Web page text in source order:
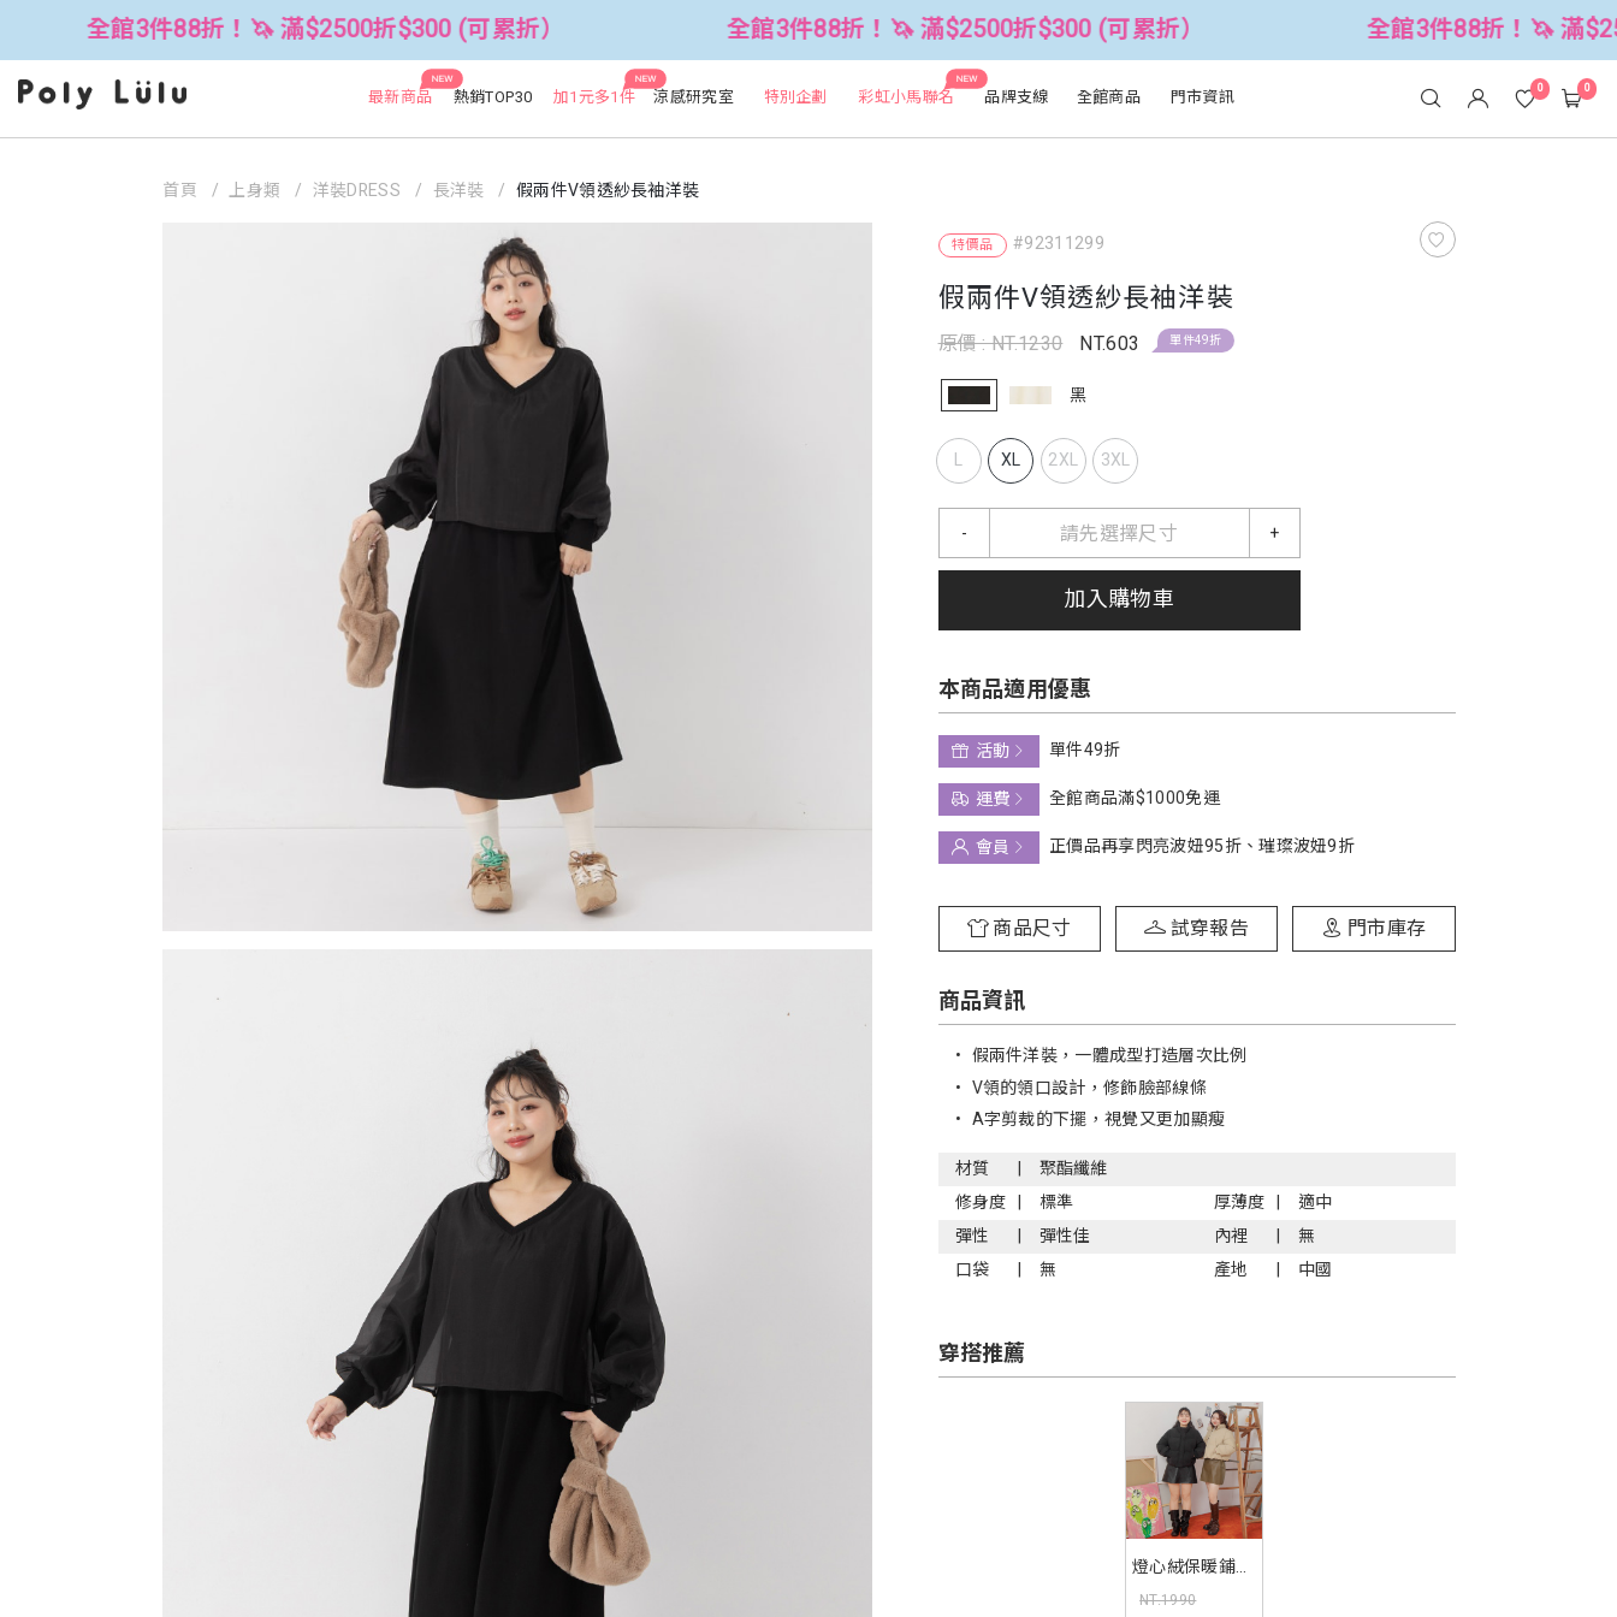
件88折！🦄 滿$2500折$300 (可累折） 全館3件88折！🦄 滿$2500折$300 (可累折） 全館3件88折！🦄 滿$2500折$300
NEW
最新商品 熱銷TOP30
NEW
加1元多1件 涼感研究室 特別企劃
NEW
彩虹小馬聯名 品牌支線 全館商品 門市資訊 0 0
特價品 #92311299
假兩件V領透紗長袖洋裝
原價 : NT.1230 NT.603 單件49折
黑
L XL 2XL 3XL
請先選擇尺寸
- +
加入購物車
本商品適用優惠
活動
單件49折
運費
全館商品滿$1000免運
會員
正價品再享閃亮波妞95折、璀璨波妞9折
商品尺寸 試穿報告 門市庫存
商品資訊
• 假兩件洋裝，一體成型打造層次比例
• V領的領口設計，修飾臉部線條
• A字剪裁的下擺，視覺又更加顯瘦
材質
聚酯纖維
修身度
標準 厚薄度
適中
彈性
彈性佳 內裡
無
口袋
無 產地 中國
穿搭推薦
燈心絨保暖鋪棉
麵包外套
NT.1990
首頁 上身類 洋裝DRESS 長洋裝 假兩件V領透紗長袖洋裝